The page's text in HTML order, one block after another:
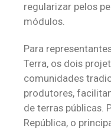
regularizar pelos
módulos.
Para
Terra, os dois
comunidades
produtores,
de terras públicas.
República, o